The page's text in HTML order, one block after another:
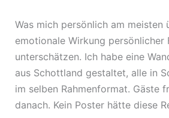
Was mich persönlich am meisten
emotionale Wirkung persönlicher
unterschätzen. Ich habe eine
aus Schottland gestaltet, alle in
im selben Rahmenformat. Gäste
danach. Kein Poster hätte diese